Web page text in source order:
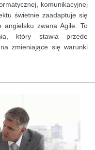
komunikacyjnej
świetnie zaadaptuje się
angielsku zwana Agile. To
który stawia przede
zmieniające się warunki